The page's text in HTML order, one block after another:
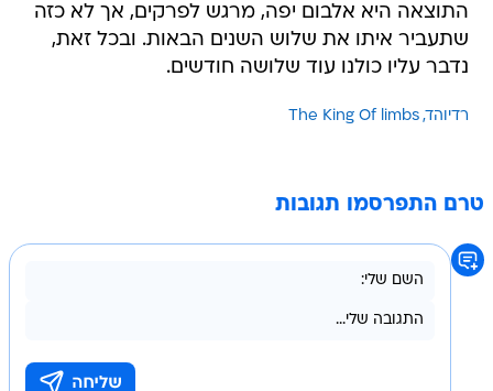
התוצאה היא אלבום יפה, מרגש לפרקים, אך לא כזה
שתעביר איתו את שלוש השנים הבאות. ובכל זאת,
נדבר עליו כולנו עוד שלושה חודשים.
רדיוהד The King Of limbs
טרם התפרסמו תגובות